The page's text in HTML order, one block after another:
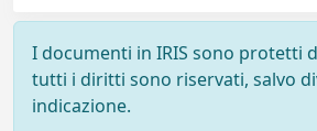
I documenti in IRIS sono protetti
tutti i diritti sono riservati, salvo
indicazione.